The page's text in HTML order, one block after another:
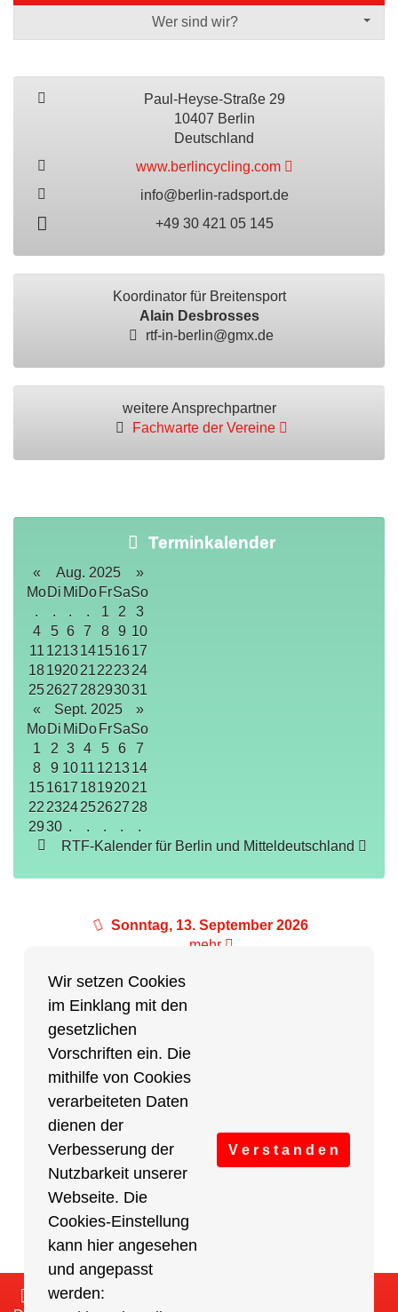
Wir setzen Cookies
im Einklang mit den
gesetzlichen
Vorschriften ein. Die
mithilfe von Cookies
verarbeiteten Daten
dienen der
Verbesserung der
Nutzbarkeit unserer
Webseite. Die
Cookies-Einstellung
kann hier angesehen
und angepasst
werden:
V e r s t a n d e n
Wer sind wir?
Paul-Heyse-Straße 29
10407 Berlin
Deutschland
www.berlincycling.com
info@berlin-radsport.de
+49 30 421 05 145
Koordinator für Breitensport
Alain Desbrosses
rtf-in-berlin@gmx.de
weitere Ansprechpartner
Fachwarte der Vereine
Terminkalender
« Aug. 2025
»
MoDi MiDo FrSaSo
.
. . . 1 2
3
4
5 6 7 8 9 10
11 121314151617
18192021222324
252627 28293031
«
Sept. 2025
»
MoDi MiDo FrSaSo
1
2 3 4 5 6
7
8
9 1011 121314
151617 18192021
22 2324252627 28
2930 . . . .
.
RTF-Kalender für Berlin und Mitteldeutschland
Sonntag, 13. September 2026
mehr
Partner des Breitensports
Impressum